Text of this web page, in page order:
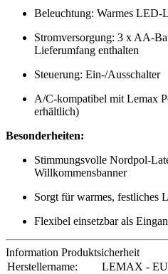
Beleuchtung: Warmes LED-
Stromversorgung: 3 x AA-
Lieferumfang enthalten
Steuerung: Ein-/Ausschalter
A/C-kompatibel mit Lemax
erhältlich)
Besonderheiten:
Stimmungsvolle Nordpol-
Willkommensbanner
Sorgt für warmes, festliches
Flexibel einsetzbar als
Information Produktsicherheit
Herstellername:
LEMAX -